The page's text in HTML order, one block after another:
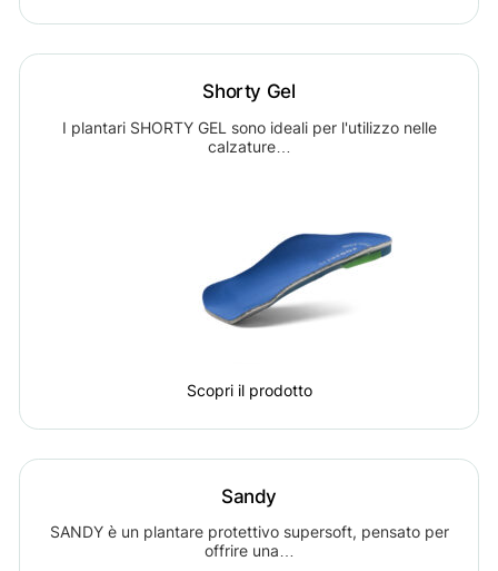
Shorty Gel
I plantari SHORTY GEL sono ideali per l'utilizzo nelle
calzature…
Scopri il prodotto
Sandy
SANDY è un plantare protettivo supersoft, pensato per
offrire una…